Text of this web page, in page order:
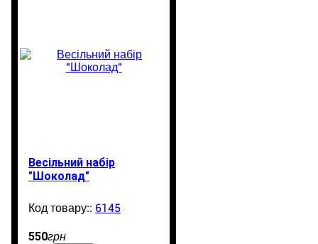
Весільний набір
"Шоколад"
6145
550грн